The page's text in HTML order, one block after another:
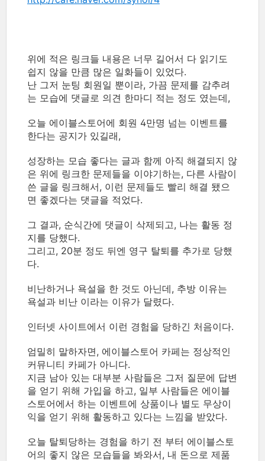
위에 적은 링크들 내용은 너무 길어서 다 읽기도
쉽지 않을 만큼 많은 일화들이 있었다.
난 그저 눈팅 회원일 뿐이라, 가끔 문제를 감추려
는 모습에 댓글로 의견 한마디 적는 정도 였는데,
오늘 에이블스토어에 회원 4만명 넘는 이벤트를
한다는 공지가 있길래,
성장하는 모습 좋다는 글과 함께 아직 해결되지 않
은 위에 링크한 문제들을 이야기하는, 다른 사람이
쓴 글을 링크해서, 이런 문제들도 빨리 해결 됐으
면 좋겠다는 댓글을 적었다.
그 결과, 순식간에 댓글이 삭제되고, 나는 활동 정
지를 당했다.
그리고, 20분 정도 뒤엔 영구 탈퇴를 추가로 당했
다.
비난하거나 욕설을 한 것도 아닌데, 추방 이유는
욕설과 비난 이라는 이유가 달렸다.
인터넷 사이트에서 이런 경험을 당하긴 처음이다.
엄밀히 말하자면, 에이블스토어 카페는 정상적인
커뮤니티 카페가 아니다.
지금 남아 있는 대부분 사람들은 그저 질문에 답변
을 얻기 위해 가입을 하고, 일부 사람들은 에이블
스토어에서 하는 이벤트에 상품이나 별도 무상이
익을 얻기 위해 활동하고 있다는 느낌을 받았다.
오늘 탈퇴당하는 경험을 하기 전 부터 에이블스토
어의 좋지 않은 모습들을 봐와서, 내 돈으로 제품